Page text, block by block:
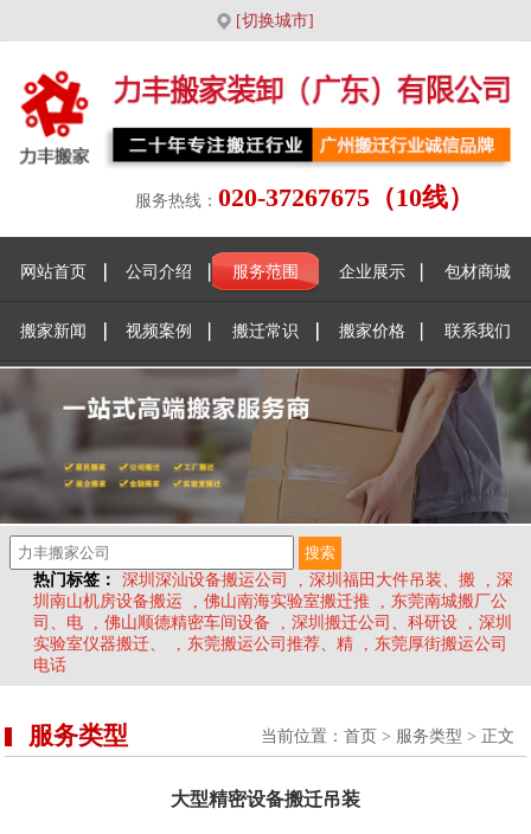
[切换城市]
服务热线： 020-37267675（10线）
网站首页 公司介绍 服务范围 企业展示 包材商城
搬家新闻 视频案例 搬迁常识 搬家价格 联系我们
热门标签： 深圳深汕设备搬运公司 , 深圳福田大件吊装、搬 , 深
圳南山机房设备搬运
, 佛山南海实验室搬迁推 , 东莞南城搬厂公
司、电
, 佛山顺德精密车间设备 , 深圳搬迁公司、科研设 , 深圳
实验室仪器搬迁、
, 东莞搬运公司推荐、精 , 东莞厚街搬运公司
电话
服务类型 当前位置： 首页 > 服务类型 > 正文
大型精密设备搬迁吊装